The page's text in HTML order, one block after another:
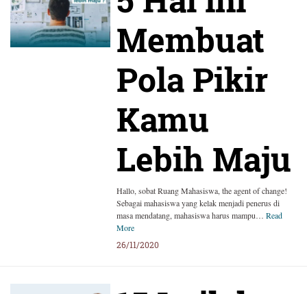
Membuat
Pola Pikir
Kamu
Lebih Maju
Hallo, sobat Ruang Mahasiswa, the agent of change!
Sebagai mahasiswa yang kelak menjadi penerus di
masa mendatang, mahasiswa harus mampu… Read
More
26/11/2020